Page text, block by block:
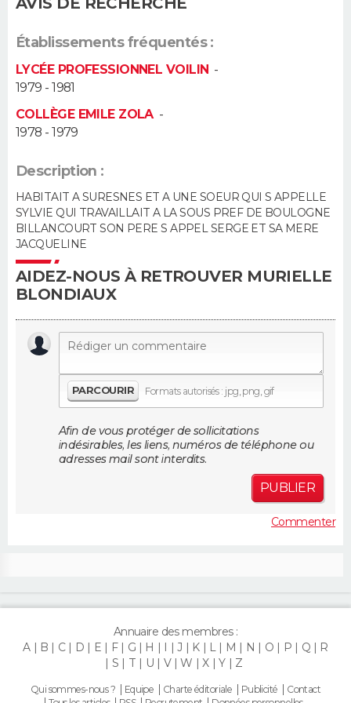
VOYAGE
Destinations
City break
Voyage nature
Voyage de noces
Forum
Climat
+
PHOTO
GUIDES D'ACHAT
CARTE DE VOEUX
Carte de Noël
Carte Bonne année
Carte Saint-Valentin
Carte Pâques
Carte d'anniversaire
DICTIONNAIRE
Dictionnaire
Biographies
Citations
Expressions
Proverbes
COPAINS D'AVANT
S'inscrire
Se connecter
Lycées
Collèges
Primaires
Universités
Entreprises
Service militaire
Avis de recherche
Établissements fréquentés :
LYCÉE PROFESSIONNEL VOILIN -
1979 - 1981
COLLÈGE EMILE ZOLA-
1978 - 1979
Description :
HABITAIT A SURESNES ET A UNE SOEUR QUI S APPELLE
SYLVIE QUI TRAVAILLAIT A LA SOUS PREF DE BOULOGNE
BILLANCOURT SON PERE S APPEL SERGE ET SA MERE
JACQUELINE
AIDEZ-NOUS À RETROUVER MURIELLE
BLONDIAUX
PARCOURIR Formats autorisés : jpg, png, gif
Afin de vous protéger de sollicitations
indésirables, les liens, numéros de téléphone ou
adresses mail sont interdits.
PUBLIER
Commenter
Annuaire des membres :
A
B C D E F G H J K L M N O P Q
R
S
T U V W X Y Z
Qui sommes-nous ? Equipe Charte éditoriale Publicité
Contact